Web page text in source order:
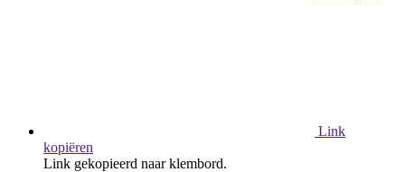
Link
kopiëren
Link gekopieerd naar klembord.